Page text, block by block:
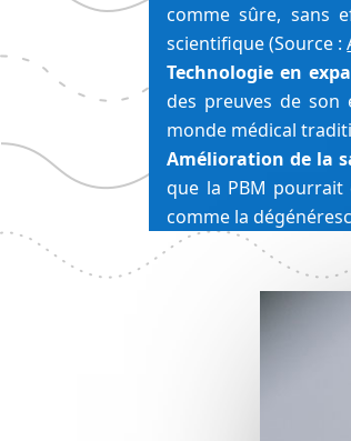
comme sûre, sans
scientifique (Source :
Technologie en
des preuves de son
monde médical
Amélioration de la
que la PBM
comme la